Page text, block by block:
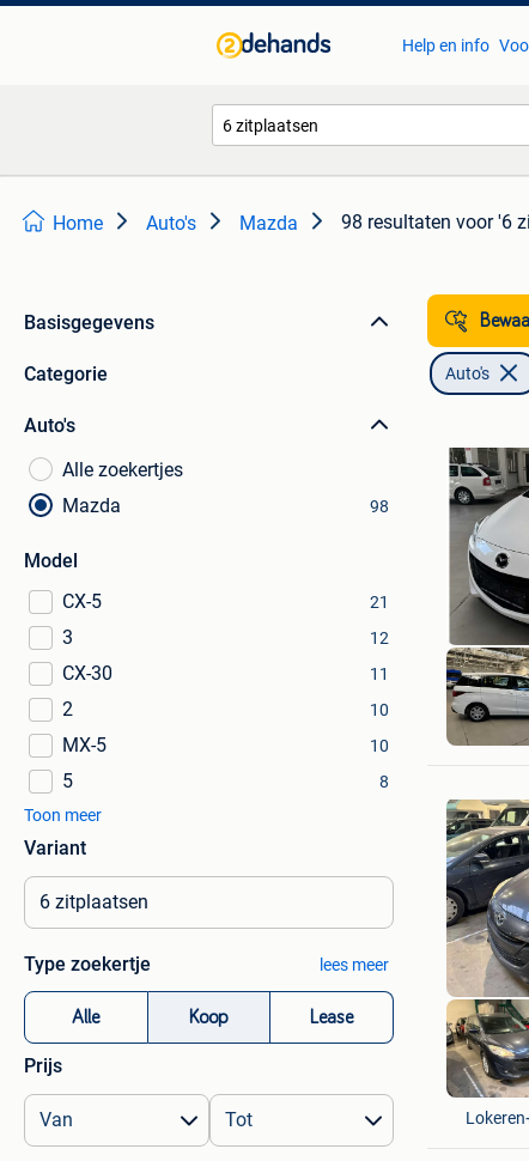
Help en info
Home Auto's Mazda 98 resultaten voor '6
Basisgegevens
Categorie
Auto's
Alle zoekertjes
Mazda
98
Model
CX-5
21
3 12
CX-30 11
2 10
MX-5 10
5
8
Toon meer
Variant
Type zoekertje lees meer
Alle Koop Lease
Prijs
Auto's
Auto